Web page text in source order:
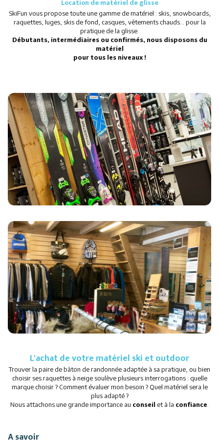
Location de matériel de glisse
SkiFun vous propose toute une gamme de matériel : skis, snowboards,
raquettes, luges, skis de fond, casques, vêtements chauds... pour la
pratique de la glisse.
Débutants, intermédiaires ou confirmés, nous disposons du
matériel
pour tous les niveaux !
L'achat de votre matériel ski et outdoor
Trouver la paire de bâton de randonnée adaptée à sa pratique, ou bien
choisir ses raquettes à neige soulève plusieurs interrogations : quelle
marque choisir ? Comment évaluer mon besoin ? Quel matériel sera le
plus adapté ?
Nous attachons une grande importance au conseil et à la confiance
A savoir